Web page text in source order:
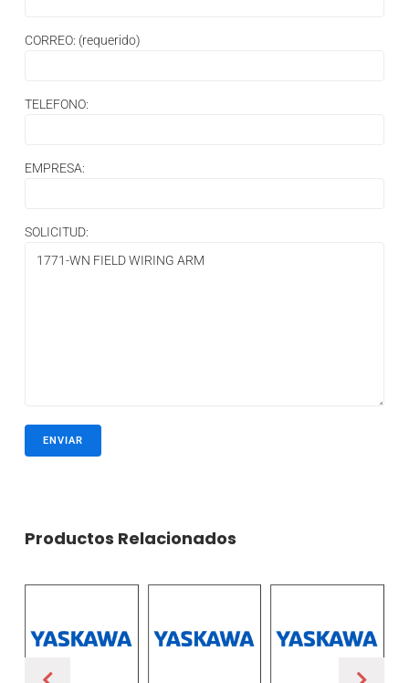
CORREO: (requerido)
TELEFONO:
EMPRESA:
SOLICITUD:
Productos Relacionados